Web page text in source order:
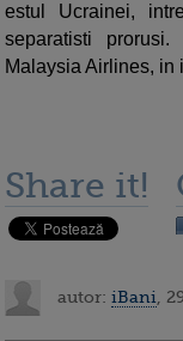
estul Ucrainei,
separatisti
Malaysia Airlines, in
Share it!
autor: iBani ,